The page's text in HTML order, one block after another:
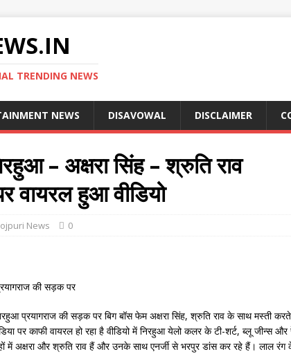
TRENDING NEWS
NEWS DISAVOWAL DISCLAIMER
– अक्षरा सिंह – श्रुति राव
वायरल हुआ वीडियो
News 0
की सड़क पर
प्रयागराज की सड़क पर बिग बॉस फेम अक्षरा सिंह, श्रुति राव के साथ मस्ती करते
पर काफी वायरल हो रहा है वीडियो में निरहुआ येलो कलर के टी-शर्ट, ब्लू जीन्स और
में अक्षरा और श्रुति राव हैं और उनके साथ एनर्जी से भरपुर डांस कर रहे हैं। लाल रंग